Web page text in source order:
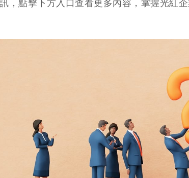
，點擊下方入口查看更多內容，掌握光紅